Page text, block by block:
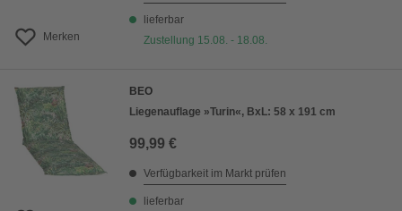
Merken
lieferbar
Zustellung 15.08. - 18.08.
BEO
Liegenauflage »Turin«, BxL: 58 x 191 cm
99,99 €
Verfügbarkeit im Markt prüfen
lieferbar